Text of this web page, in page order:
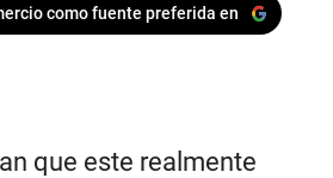
como fuente preferida en
que este realmente